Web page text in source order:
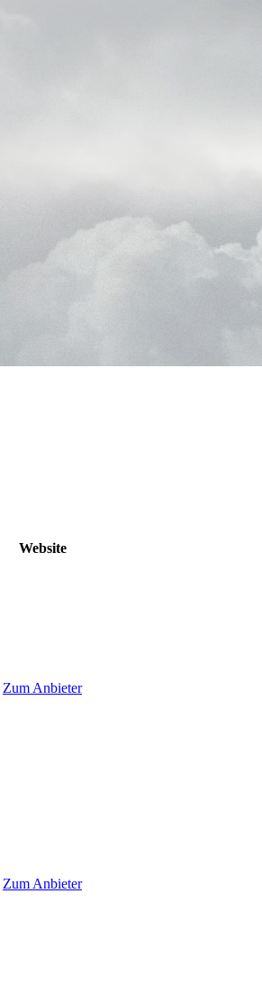
Website
Zum Anbieter
Zum Anbieter